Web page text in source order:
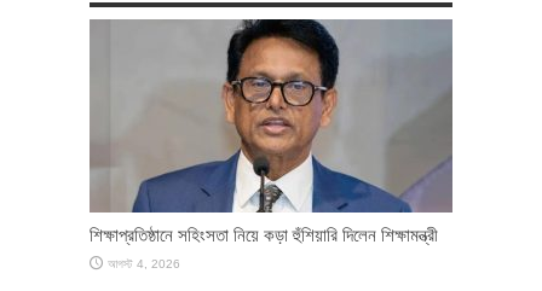
শিক্ষাপ্রতিষ্ঠানে সহিংসতা নিয়ে কড়া হুঁশিয়ারি দিলেন শিক্ষামন্ত্রী
আগস্ট 4, 2026